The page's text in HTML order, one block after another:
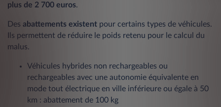
plus de 2 700 euros.
Des abattements existent pour certains types de véhicules.
Ils permettent de réduire le poids retenu pour le calcul du
malus.
Véhicules hybrides non rechargeables ou
rechargeables avec une autonomie équivalente en
mode tout électrique en ville inférieure ou égale à 50
km : abattement de 100 kg